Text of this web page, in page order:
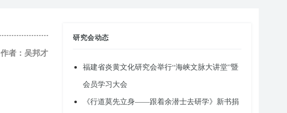
作者：吴邦才
研究会动态
福建省炎黄文化研究会举行“海峡文脉大讲堂”暨
会员学习大会
《行道莫先立身——跟着余潜士去研学》新书捐